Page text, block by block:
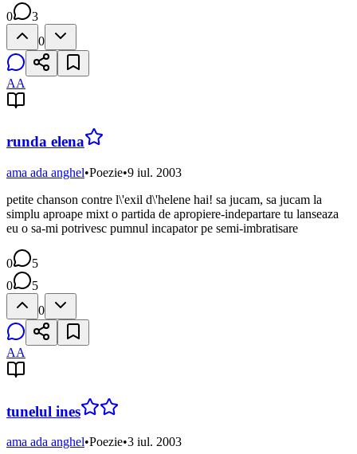
0
3
0
AA
runda elena
ama ada anghel•Poezie•9 iul. 2003
petite chanson contre l\'exil d\'helene hai! sa jucam, sa jucam la
simplu aproape mixt o partida de apropiere-indepartare tu lanseaza
eu o sa-mi potrivesc pumnul incapator pe semi-imbratisare
0
5
0
5
0
AA
tunelul ines
ama ada anghel•Poezie•3 iul. 2003